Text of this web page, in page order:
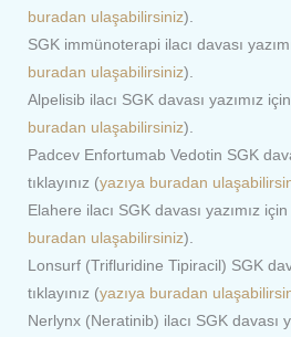
buradan ulaşabilirsiniz).
SGK immünoterapi ilacı davası
buradan ulaşabilirsiniz).
Alpelisib ilacı SGK davası yazımız
buradan ulaşabilirsiniz).
Padcev Enfortumab Vedotin SGK
tıklayınız (yazıya buradan
Elahere ilacı SGK davası yazımız için
buradan ulaşabilirsiniz).
Lonsurf (Trifluridine Tipiracil) SGK
tıklayınız (yazıya buradan
Nerlynx (Neratinib) ilacı SGK davası